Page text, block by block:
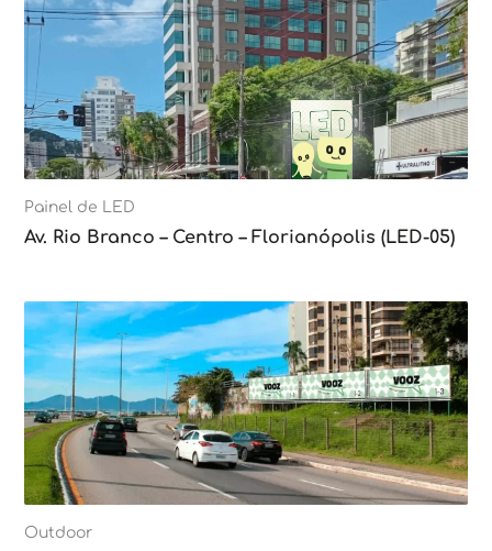
Painel de LED
Av. Rio Branco – Centro – Florianópolis (LED-05)
Outdoor